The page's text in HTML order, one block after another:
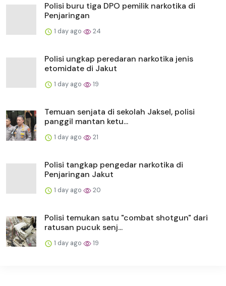
Polisi buru tiga DPO pemilik narkotika di
Penjaringan
1 day ago 24
Polisi ungkap peredaran narkotika jenis
etomidate di Jakut
1 day ago 19
Temuan senjata di sekolah Jaksel, polisi
panggil mantan ketu...
1 day ago 21
Polisi tangkap pengedar narkotika di
Penjaringan Jakut
1 day ago 20
Polisi temukan satu "combat shotgun" dari
ratusan pucuk senj...
1 day ago 19